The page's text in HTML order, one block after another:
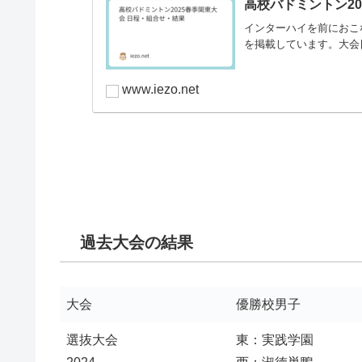
高校バドミントン
インターハイを前にお
を掲載しています。大
www.iezo.net
過去大会の結果
大会 優勝校男子
選抜大会
東：実践学園